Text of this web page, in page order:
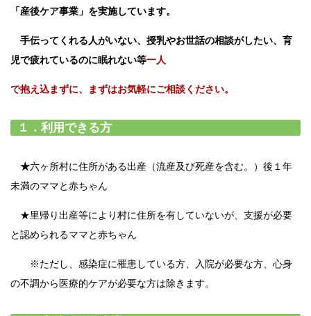
「産後ケア事業」を実施しています。
手伝ってくれる人がいない、授乳やお世話の相談がしたい、育
児で疲れているのに眠れない等一人
で抱え込まずに、まずはお気軽にご相談ください。
１．利用できる方
★六ヶ所村に住所がある出産（流産及び死産を含む。）後１年
未満のママと赤ちゃん
★里帰り出産等により村に住所を有していないが、支援が必要
と認められるママと赤ちゃん
※ただし、感染症に罹患している方、入院が必要な方、心身
の不調から医療的ケアが必要な方は除きます。